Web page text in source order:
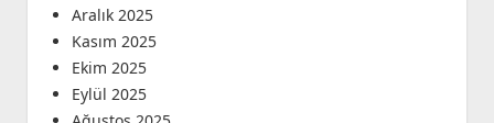
Aralık 2025
Kasım 2025
Ekim 2025
Eylül 2025